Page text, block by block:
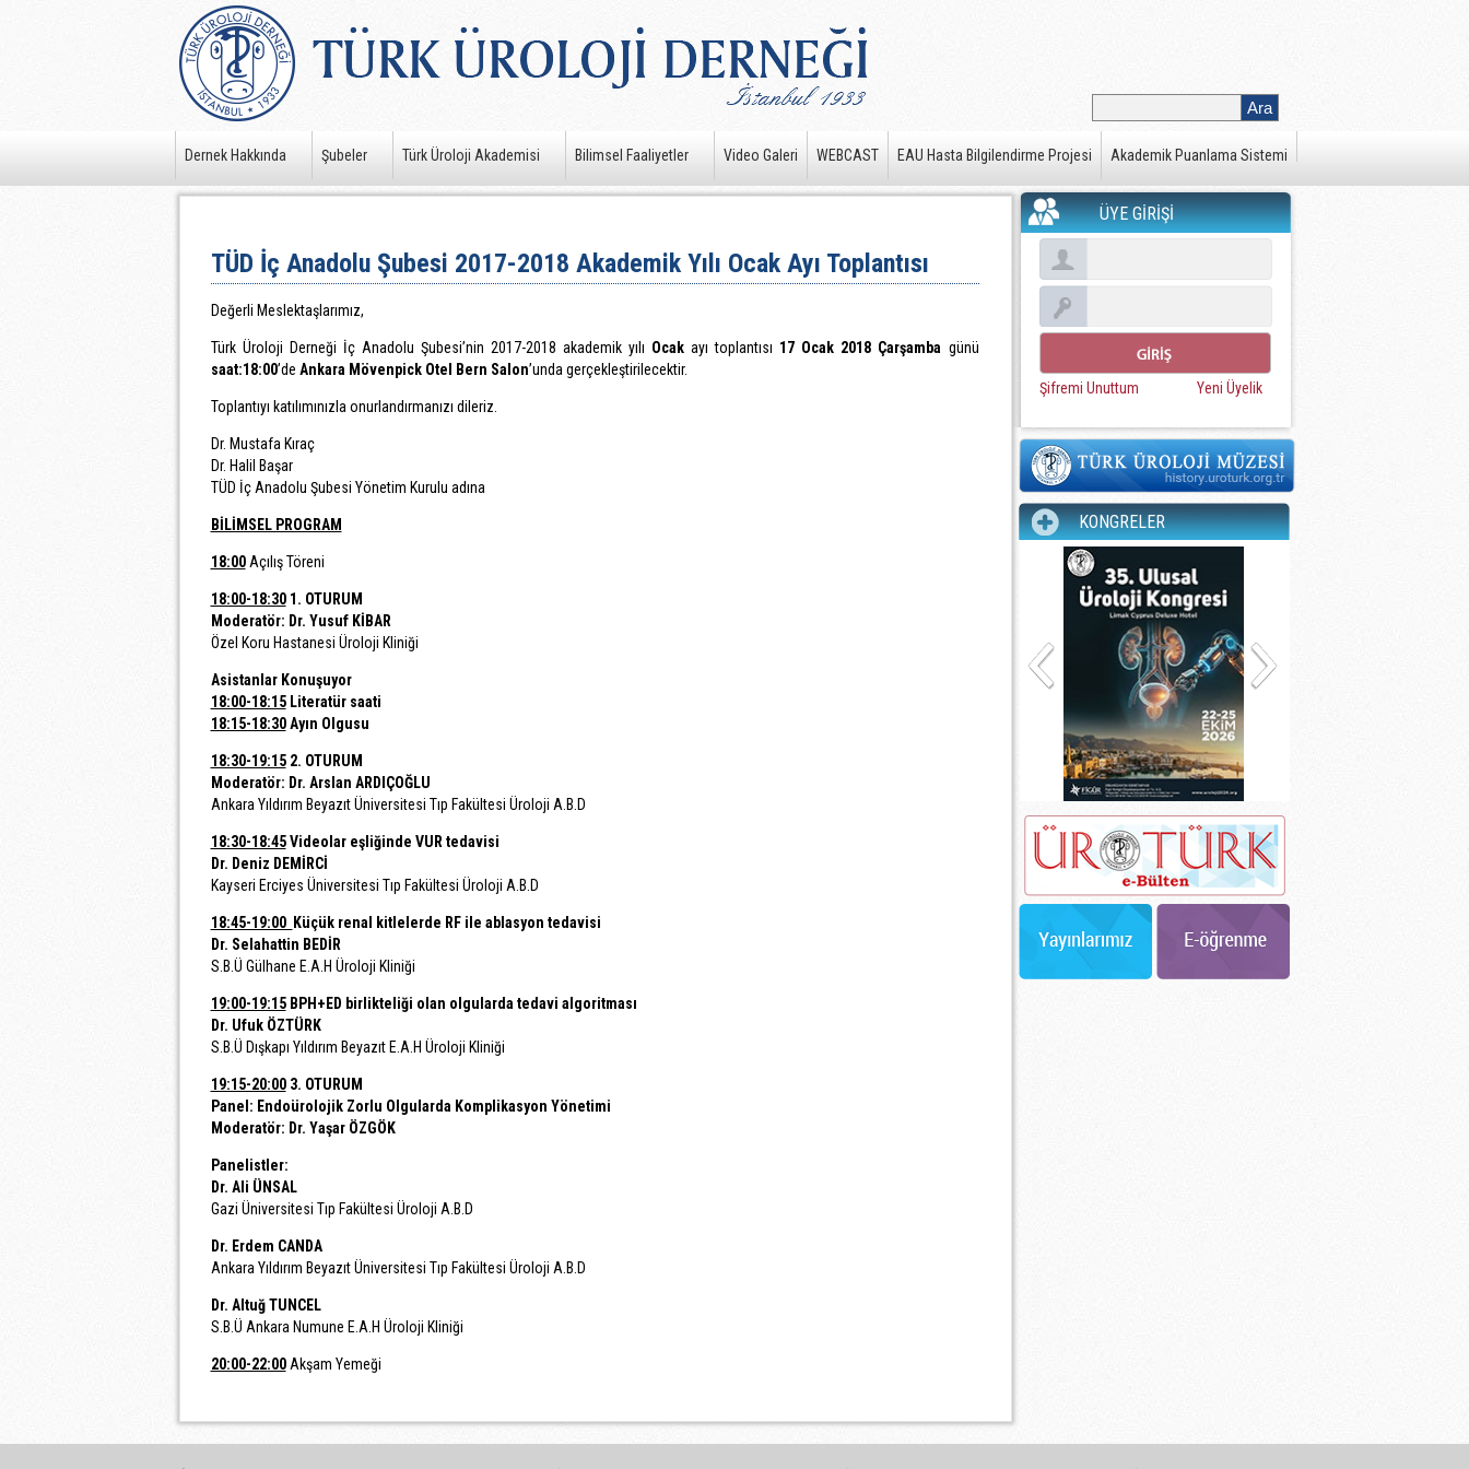
Dernek Hakkında Şubeler Türk Üroloji Akademisi Bilimsel Faaliyetler Video Galeri WEBCAST EAU Hasta Bilgilendirme Projesi Akademik Puanlama Sistemi
TÜD İç Anadolu Şubesi 2017-2018 Akademik Yılı Ocak Ayı Toplantısı
Değerli Meslektaşlarımız,
Türk Üroloji Derneği İç Anadolu Şubesi’nin 2017-2018 akademik yılı Ocak ayı toplantısı 17 Ocak 2018 Çarşamba günü
saat:18:00’de Ankara Mövenpick Otel Bern Salon’unda gerçekleştirilecektir.
Toplantıyı katılımınızla onurlandırmanızı dileriz.
Dr. Mustafa Kıraç
Dr. Halil Başar
TÜD İç Anadolu Şubesi Yönetim Kurulu adına
BİLİMSEL PROGRAM
18:00Açılış Töreni
18:00-18:30 1. OTURUM
Moderatör: Dr. Yusuf KİBAR
Özel Koru Hastanesi Üroloji Kliniği
Asistanlar Konuşuyor
18:00-18:15Literatür saati
18:15-18:30Ayın Olgusu
18:30-19:152. OTURUM
Moderatör: Dr. Arslan ARDIÇOĞLU
Ankara Yıldırım Beyazıt Üniversitesi Tıp Fakültesi Üroloji A.B.D
18:30-18:45Videolar eşliğinde VUR tedavisi
Dr. Deniz DEMİRCİ
Kayseri Erciyes Üniversitesi Tıp Fakültesi Üroloji A.B.D
18:45-19:00 Küçük renal kitlelerde RF ile ablasyon tedavisi
Dr. Selahattin BEDİR
S.B.Ü Gülhane E.A.H Üroloji Kliniği
19:00-19:15BPH+ED birlikteliği olan olgularda tedavi algoritması
Dr. Ufuk ÖZTÜRK
S.B.Ü Dışkapı Yıldırım Beyazıt E.A.H Üroloji Kliniği
19:15-20:003. OTURUM
Panel: Endoürolojik Zorlu Olgularda Komplikasyon Yönetimi
Moderatör: Dr. Yaşar ÖZGÖK
Panelistler:
Dr. Ali ÜNSAL
Gazi Üniversitesi Tıp Fakültesi Üroloji A.B.D
Dr. Erdem CANDA
Ankara Yıldırım Beyazıt Üniversitesi Tıp Fakültesi Üroloji A.B.D
Dr. Altuğ TUNCEL
S.B.Ü Ankara Numune E.A.H Üroloji Kliniği
20:00-22:00Akşam Yemeği
ÜYE GİRİŞİ
Şifremi Unuttum Yeni Üyelik
KONGRELER